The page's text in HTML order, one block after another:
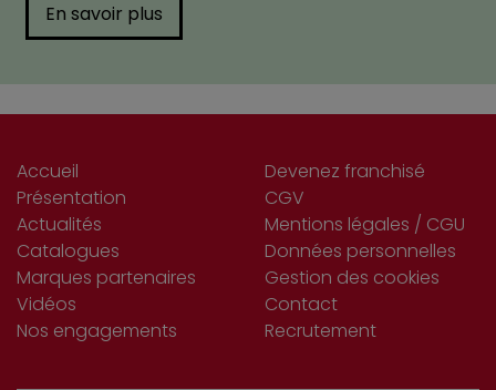
En savoir plus
Accueil
Présentation
Actualités
Catalogues
Marques partenaires
Vidéos
Nos engagements
Devenez franchisé
CGV
Mentions légales / CGU
Données personnelles
Gestion des cookies
Contact
Recrutement